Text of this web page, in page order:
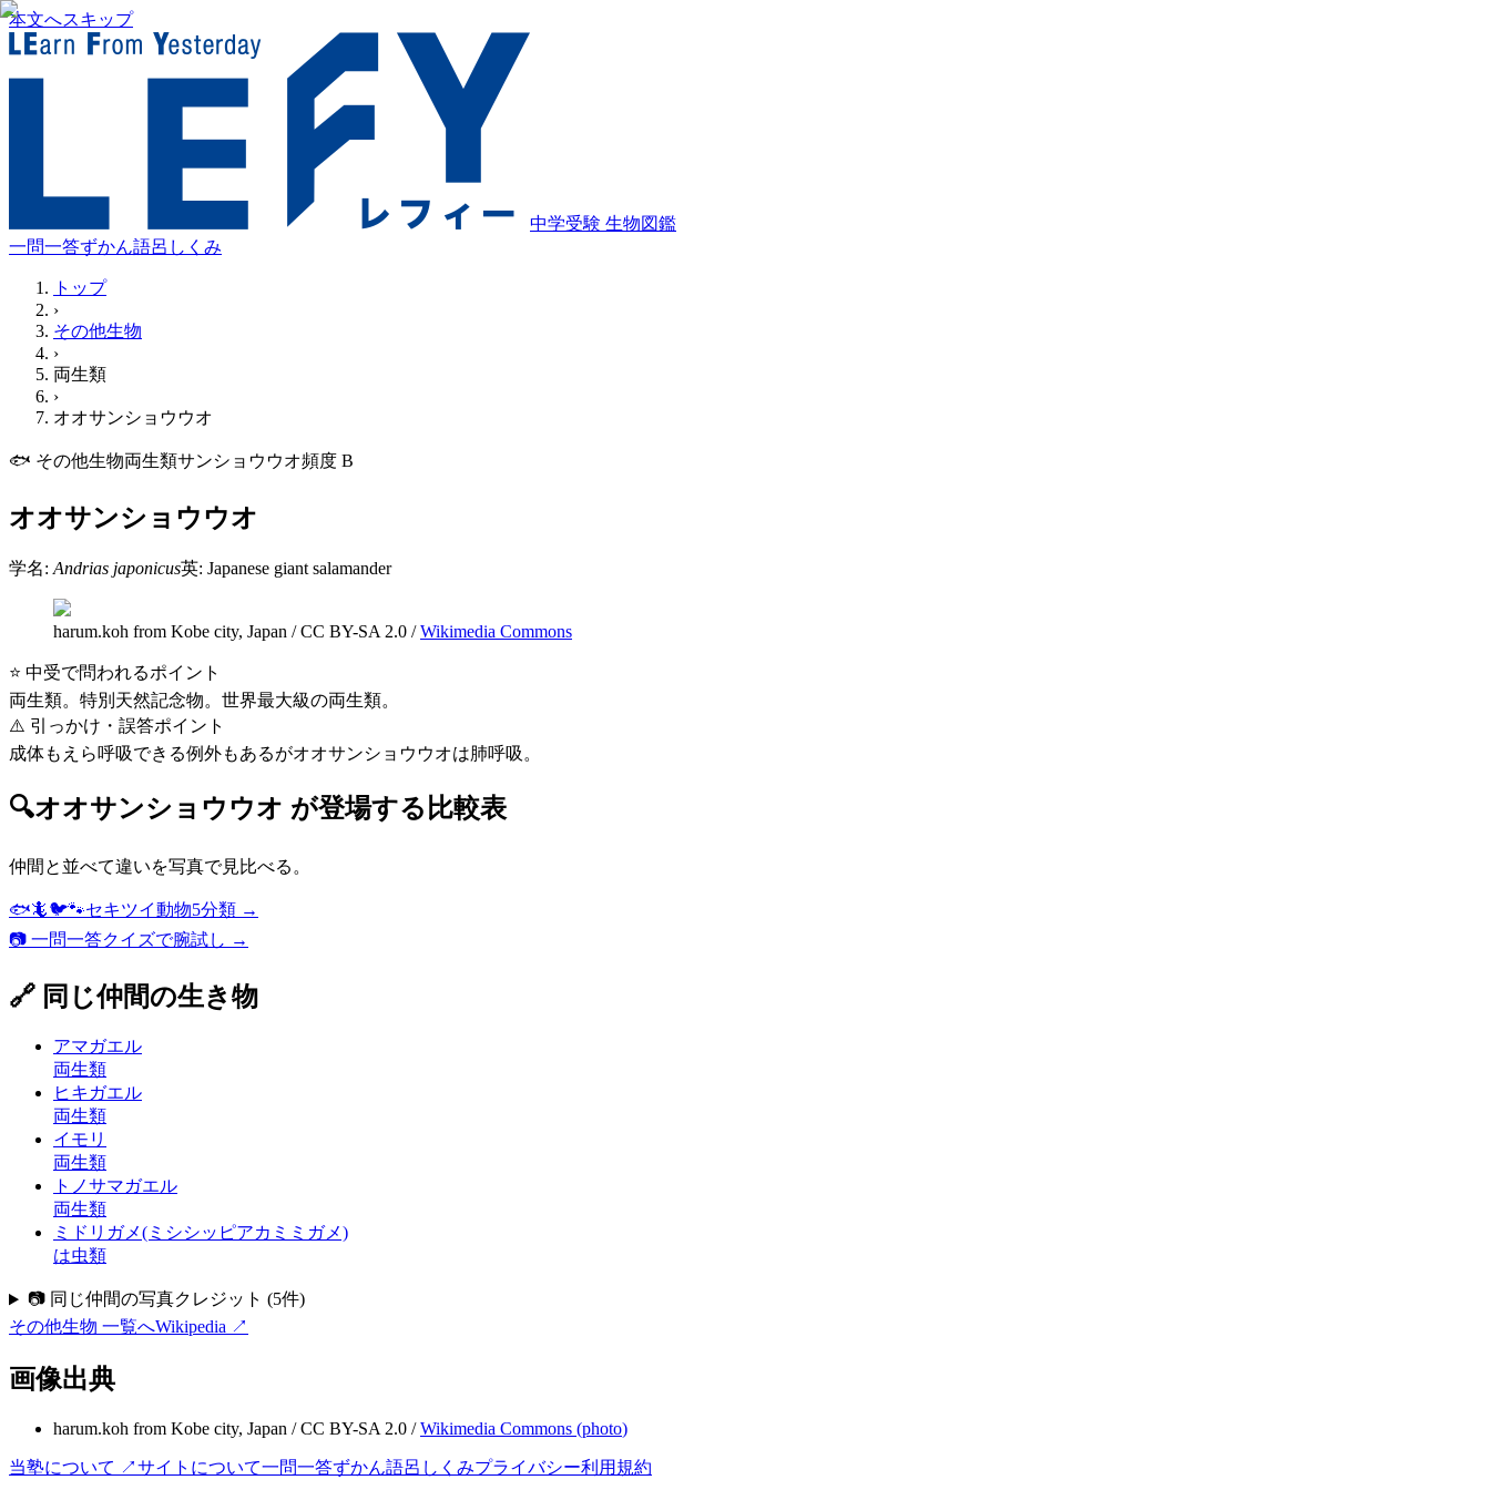
本文へスキップ
中学受験 生物図鑑
一問一答ずかん語呂 しくみ
トップ
›
その他生物
›
両生類
›
オオサンショウウオ
🐟 その他生物両生類サンショウウオ頻度 B
オオサンショウウオ
学名: Andrias japonicus英: Japanese giant salamander
harum.koh from Kobe city, Japan /CC BY-SA 2.0 / Wikimedia Commons
⭐ 中受で問われるポイント
両生類。特別天然記念物。世界最大級の両生類。
⚠️ 引っかけ・誤答ポイント
成体もえら呼吸できる例外もあるがオオサンショウウオは肺呼吸。
🔍オオサンショウウオ が登場する比較表
仲間と並べて違いを写真で見比べる。
🐟🦎🐦🐾セキツイ動物5分類 →
📷 一問一答クイズで腕試し →
🔗 同じ仲間の生き物
アマガエル
両生類
ヒキガエル
両生類
イモリ
両生類
トノサマガエル
両生類
ミドリガメ(ミシシッピアカミミガメ)
は虫類
📷 同じ仲間の写真クレジット (5件)
その他生物 一覧へWikipedia ↗
画像出典
harum.koh from Kobe city, Japan /CC BY-SA 2.0 / Wikimedia Commons (photo)
当塾について ↗サイトについて一問一答ずかん語呂 しくみプライバシー利用規約